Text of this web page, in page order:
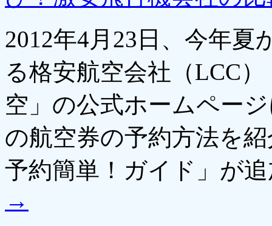
2012年4月23日、今年
る格安航空会社（LCC
空」の公式ホームペー
の航空券の予約方法を
予約簡単！ガイド」が
→